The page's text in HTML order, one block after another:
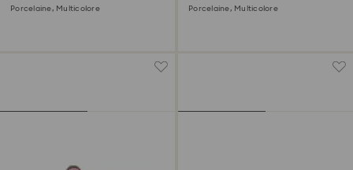
Porcelaine, Multicolore Porcelaine, Multicolore